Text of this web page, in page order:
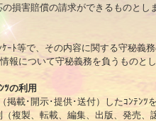
損害賠償の請求ができるものとし
ｰﾄ等で、その内容に関する守秘義
報について守秘義務を負うものと
ﾂの利用
掲載･開示･提供･送付）したｺﾝﾃﾝﾂ
複製、転載、編集、出版、発売